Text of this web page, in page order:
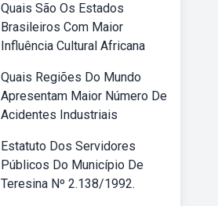
Quais São Os Estados
Brasileiros Com Maior
Influência Cultural Africana
Quais Regiões Do Mundo
Apresentam Maior Número De
Acidentes Industriais
Estatuto Dos Servidores
Públicos Do Município De
Teresina Nº 2.138/1992.